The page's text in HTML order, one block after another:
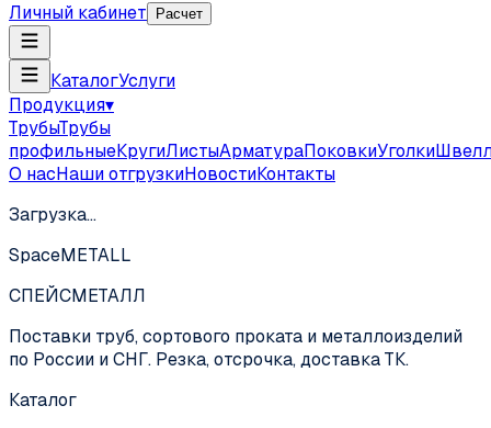
Личный кабинет Расчет
КаталогУслуги
Продукция▾
ТрубыТрубы
профильныеКругиЛистыАрматураПоковкиУголки
О насНаши отгрузкиНовостиКонтакты
Загрузка…
SpaceMETALL
СПЕЙСМЕТАЛЛ
Поставки труб, сортового проката и металлоизделий
по России и СНГ. Резка, отсрочка, доставка ТК.
Каталог